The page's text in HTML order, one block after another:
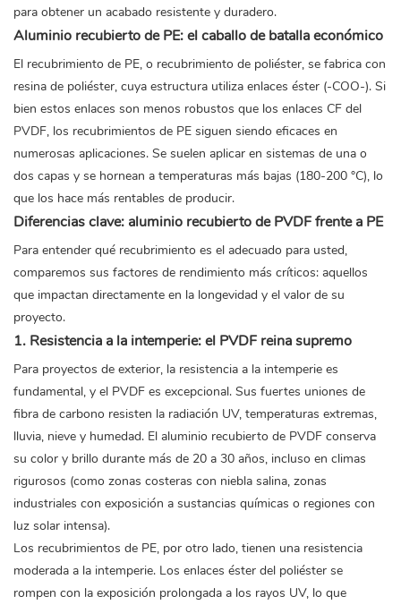
para obtener un acabado resistente y duradero.
Aluminio recubierto de PE: el caballo de batalla económico
El recubrimiento de PE, o recubrimiento de poliéster, se fabrica con
resina de poliéster, cuya estructura utiliza enlaces éster (-COO-). Si
bien estos enlaces son menos robustos que los enlaces CF del
PVDF, los recubrimientos de PE siguen siendo eficaces en
numerosas aplicaciones. Se suelen aplicar en sistemas de una o
dos capas y se hornean a temperaturas más bajas (180-200 °C), lo
que los hace más rentables de producir.
Diferencias clave: aluminio recubierto de PVDF frente a PE
Para entender qué recubrimiento es el adecuado para usted,
comparemos sus factores de rendimiento más críticos: aquellos
que impactan directamente en la longevidad y el valor de su
proyecto.
1. Resistencia a la intemperie: el PVDF reina supremo
Para proyectos de exterior, la resistencia a la intemperie es
fundamental, y el PVDF es excepcional. Sus fuertes uniones de
fibra de carbono resisten la radiación UV, temperaturas extremas,
lluvia, nieve y humedad. El aluminio recubierto de PVDF conserva
su color y brillo durante más de 20 a 30 años, incluso en climas
rigurosos (como zonas costeras con niebla salina, zonas
industriales con exposición a sustancias químicas o regiones con
luz solar intensa).
Los recubrimientos de PE, por otro lado, tienen una resistencia
moderada a la intemperie. Los enlaces éster del poliéster se
rompen con la exposición prolongada a los rayos UV, lo que